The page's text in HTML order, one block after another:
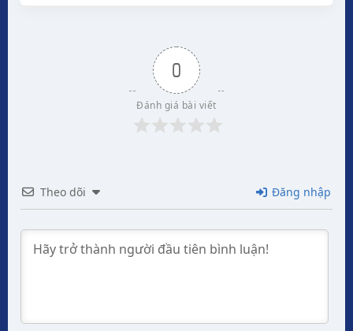
0
Đánh giá bài viết
Theo dõi Đăng nhập